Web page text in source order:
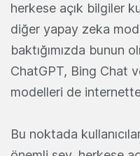
herkese açık bilgiler
diğer yapay zeka
baktığımızda bunun
ChatGPT, Bing Chat
modelleri de
Bu noktada